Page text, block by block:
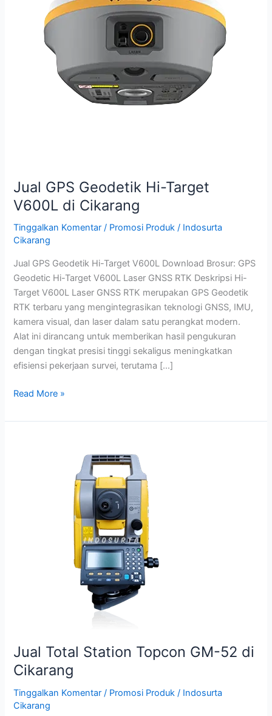
Jual GPS Geodetik Hi-Target
V600L di Cikarang
Tinggalkan Komentar / Promosi Produk / Indosurta
Cikarang
Jual GPS Geodetik Hi-Target V600L Download Brosur: GPS
Geodetic Hi-Target V600L Laser GNSS RTK Deskripsi Hi-
Target V600L Laser GNSS RTK merupakan GPS Geodetik
RTK terbaru yang mengintegrasikan teknologi GNSS, IMU,
kamera visual, dan laser dalam satu perangkat modern.
Alat ini dirancang untuk memberikan hasil pengukuran
dengan tingkat presisi tinggi sekaligus meningkatkan
efisiensi pekerjaan survei, terutama […]
Cikarang
Read More »
Jual Total Station Topcon GM-52 di
Cikarang
Tinggalkan Komentar / Promosi Produk / Indosurta
Cikarang